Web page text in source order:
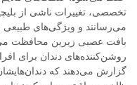
تخصصی، تغییرات ناشی از
می‌رسانند و ویژگی‌های طبیعی
بافت عصبی زیرین محافظت
روشن‌کننده‌های دندان برای
گزارش می‌دهند که